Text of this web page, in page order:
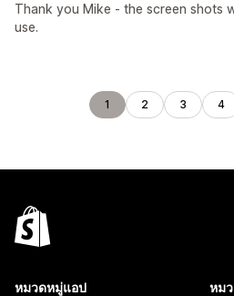
Thank you Mike - the screen shots
use.
1 2 3 4
หมวดหมู่แอป หม